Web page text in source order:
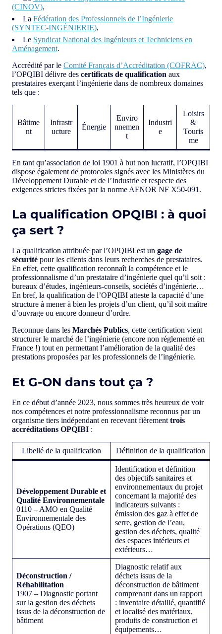
(CINOV),
La Fédération des Professionnels de l’Ingénierie
(SYNTEC-INGÉNIERIE),
Le Syndicat National des Ingénieurs et Techniciens en
Aménagement.
Accrédité par le Comité Français d’Accréditation (COFRAC),
l’OPQIBI délivre des certificats de qualification aux
prestataires exerçant l’ingénierie dans de nombreux domaines
tels que :
Bâtime
nt
Infrastr
ucture
Énergie
Enviro
nnemen
t
Industri
e
Loisirs
&
Touris
me
En tant qu’association de loi 1901 à but non lucratif, l’OPQIBI
dispose également de protocoles signés avec les Ministères du
Développement Durable et de l’Industrie et respecte des
exigences strictes fixées par la norme AFNOR NF X50-091.
La qualification OPQIBI : à quoi
ça sert ?
La qualification attribuée par l’OPQIBI est un gage de
sécurité pour les clients dans leurs recherches de prestataires.
En effet, cette qualification reconnaît la compétence et le
professionnalisme d’un prestataire d’ingénierie quel qu’il soit :
bureaux d’études, ingénieurs-conseils, sociétés d’ingénierie…
En bref, la qualification de l’OPQIBI atteste la capacité d’une
structure à mener à bien les projets d’un client, qu’il soit maître
d’ouvrage ou encore donneur d’ordre.
Reconnue dans les Marchés Publics, cette certification vient
structurer le marché de l’ingénierie (encore non réglementé en
France !) tout en permettant l’amélioration de la qualité des
prestations proposées par les professionnels de l’ingénierie.
Et G-ON dans tout ça ?
En ce début d’année 2023, nous sommes très heureux de voir
nos compétences et notre professionnalisme reconnus par un
organisme tiers indépendant en recevant fièrement trois
accréditations OPQIBI :
Libellé de la qualification Définition de la qualification
Développement Durable et
Qualité Environnementale
0110 – AMO en Qualité
Environnementale des
Opérations (QEO)
Identification et définition
des objectifs sanitaires et
environnementaux du projet
concernant la majorité des
indicateurs suivants :
émission des gaz à effet de
serre, gestion de l’eau,
gestion des déchets, qualité
des espaces intérieurs et
extérieurs…
Déconstruction /
Réhabilitation
1907 – Diagnostic portant
sur la gestion des déchets
issus de la déconstruction de
bâtiment
Diagnostic relatif aux
déchets issus de la
déconstruction de bâtiment
comprenant dans un rapport
: inventaire détaillé, quantifié
et localisé des matériaux,
produits de construction et
équipements…